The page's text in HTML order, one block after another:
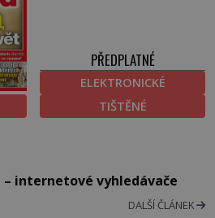
PŘEDPLATNÉ
ELEKTRONICKÉ
TIŠTĚNÉ
internetové vyhledávače
DALŠÍ ČLÁNEK